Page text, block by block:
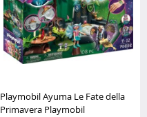
Playmobil Ayuma Le Fate della
Primavera Playmobil